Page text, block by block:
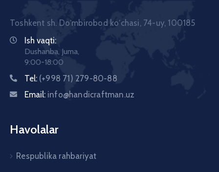
Toshkent sh. Doʼmbirobod koʼchasi, 74-uy, 100185
Ish vaqti:
Dushanba, Juma,
9:00-18:00
Tel: (+998 71) 279-80-88
Email: info@handicraftman.uz
Havolalar
Respublika rahbariyat